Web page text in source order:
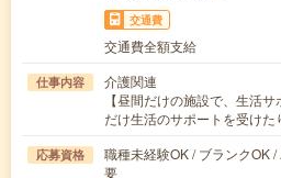
交通費
交通費全額支給
仕事内容
介護関連
【昼間だけの施設で、生活
だけ生活のサポートを受け
応募資格
職種未経験OK / ブランクOK
要